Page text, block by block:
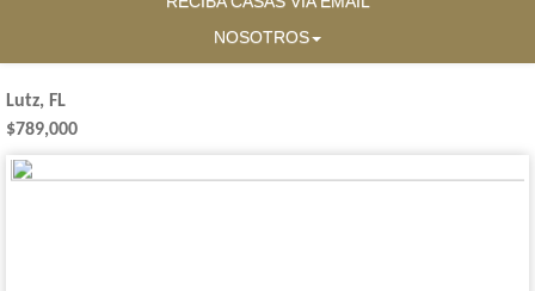
NOSOTROS
Lutz, FL
$789,000